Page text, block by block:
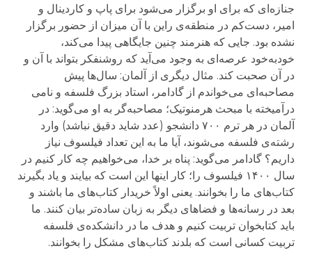
جنازه‌ای که برای او برگزار می‌شود برای پاپ و کاردینال و
امیر، دست‌کم در منطقه‌ی راین با آن میزان از حضور برگزار
نشده بود. جایی که هنرمند چنین جایگاهی پیدا می‌کند،
خودبه‌خود عرصه‌ای به وجود می‌آید که روشنفکر بتواند با آن و
در آن صحبت کند. مثال دیگری از آلمان: سال‌ها پیش
مصاحبه‌ای می‌خواندم از گادامر، استاد بزرگ فلسفه و نامی
درآمیخته با مبحث هرمنوتیک؛ مصاحبه‌گر به او می‌گوید: در
آلمان در هر ترم ۷۰۰ دانشجو (عدد شاید دقیق نباشد) وارد
رشته‌ی فلسفه می‌شوند، آیا ما به این تعداد فیلسوف نیاز
داریم؟ گادامر می‌گوید: پناه بر خدا، می‌خواهیم چه کار کنیم در
سال ۱۴۰۰ فیلسوف را؛ کار اینها این است که بیایند و یاد بگیرند
کتاب‌های ما را بخوانند. یعنی اولاً خریدار کتاب‌های ما باشند و
بعد در رسانه‌ها و فضاهای دیگر به زبان ساده‌تر بیان کنند. ما
باید کتابخوان تربیت کنیم و هدف ما در دانشکده‌ی فلسفه
تربیت کسانی است که بلدند کتاب‌های مشکل را بخوانند.